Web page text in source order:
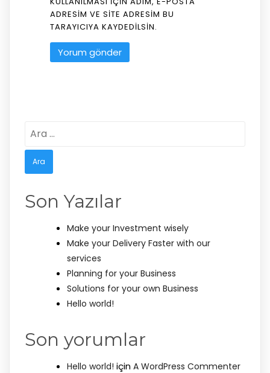
ADRESIM VE SITE ADRESIM BU
TARAYICIYA KAYDEDILSIN.
Arama:
Son Yazılar
Make your Investment wisely
Make your Delivery Faster with our
services
Planning for your Business
Solutions for your own Business
Hello world!
Son yorumlar
Hello world! için A WordPress Commenter